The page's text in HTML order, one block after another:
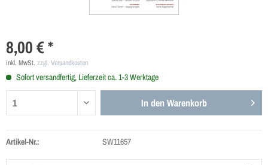
8,00 € *
inkl. MwSt. zzgl. Versandkosten
Sofort versandfertig, Lieferzeit ca. 1-3 Werktage
In den Warenkorb
Artikel-Nr.: SW11657